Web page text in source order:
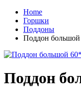
Home
Горшки
Поддоны
Поддон
Поддон